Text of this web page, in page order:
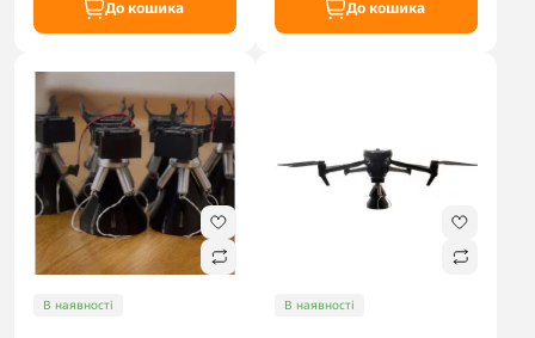
До кошика До кошика
В наявності В наявності